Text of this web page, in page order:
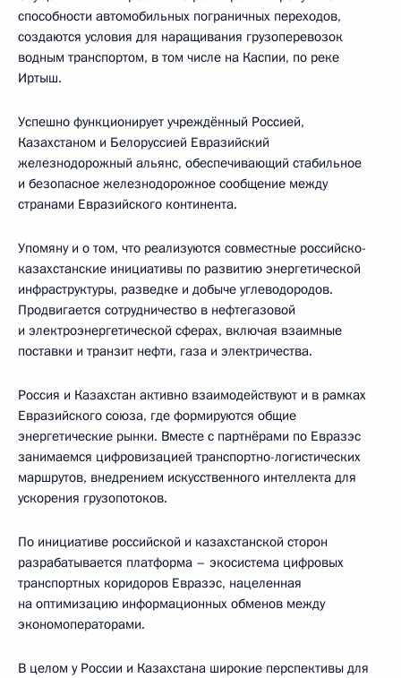
способности автомобильных пограничных переходов,
создаются условия для наращивания грузоперевозок
водным транспортом, в том числе на Каспии, по реке
Иртыш.
Успешно функционирует учреждённый Россией,
Казахстаном и Белоруссией Евразийский
железнодорожный альянс, обеспечивающий стабильное
и безопасное железнодорожное сообщение между
странами Евразийского континента.
Упомяну и о том, что реализуются совместные российско-
казахстанские инициативы по развитию энергетической
инфраструктуры, разведке и добыче углеводородов.
Продвигается сотрудничество в нефтегазовой
и электроэнергетической сферах, включая взаимные
поставки и транзит нефти, газа и электричества.
Россия и Казахстан активно взаимодействуют и в рамках
Евразийского союза, где формируются общие
энергетические рынки. Вместе с партнёрами по Евразэс
занимаемся цифровизацией транспортно-логистических
маршрутов, внедрением искусственного интеллекта для
ускорения грузопотоков.
По инициативе российской и казахстанской сторон
разрабатывается платформа – экосистема цифровых
транспортных коридоров Евразэс, нацеленная
на оптимизацию информационных обменов между
экономоператорами.
В целом у России и Казахстана широкие перспективы для